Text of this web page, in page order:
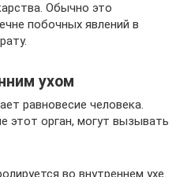
Обычно это
побочных явлений в
ухом
равновесие человека.
этот орган, могут вызывать
во внутреннем ухе.